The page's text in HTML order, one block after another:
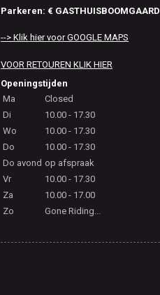
Parkeren: € GASTHUISBOOMGAARD
--> Klik hier voor GOOGLE MAPS
VOOR RETOUREN KLIK HIER
Openingstijden
Ma
Closed
Di
10.00 - 17.30
Wo
10.00 - 17.30
Do
10.00 - 17.30
Do avond op afspraak
Vr
10.00 - 17.30
Za
10.00 - 17.00
Zo
Gone Riding...